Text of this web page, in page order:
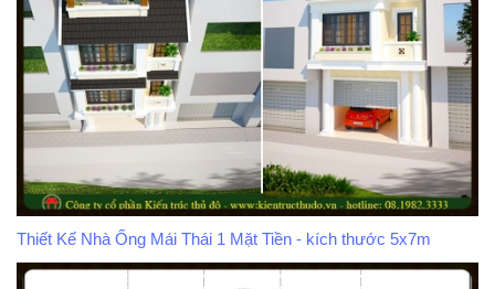
Thiết Kế Nhà Ống Mái Thái 1 Mặt Tiền - kích thước 5x7m